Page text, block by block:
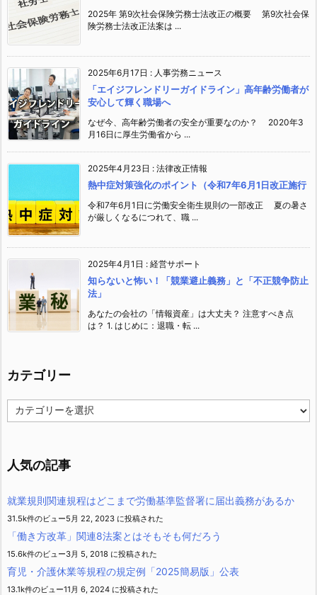
2025年 第9次社会保険労務士法改正の概要 第9次社会保
険労務士法改正法案は ...
2025年6月17日 : 人事労務ニュース
「エイジフレンドリーガイドライン」高年齢労働者が
安心して輝く職場へ
なぜ今、高年齢労働者の安全が重要なのか？ 2020年3
月16日に厚生労働省から ...
2025年4月23日 : 法律改正情報
熱中症対策強化のポイント（令和7年6月1日改正施行
令和7年6月1日に労働安全衛生規則の一部改正 夏の暑さ
が厳しくなるにつれて、職 ...
2025年4月1日 : 経営サポート
知らないと怖い！「競業避止義務」と「不正競争防止
法」
あなたの会社の「情報資産」は大丈夫？ 注意すべき点
は？ 1. はじめに：退職・転 ...
カテゴリー
テ
ー
人気の記事
就業規則関連規程はどこまで労働基準監督署に届出義務があるか
31.5k件のビュー5月 22, 2023 に投稿された
「働き方改革」関連8法案とはそもそも何だろう
15.6k件のビュー3月 5, 2018 に投稿された
育児・介護休業等規程の規定例「2025簡易版」公表
13.1k件のビュー11月 6, 2024 に投稿された